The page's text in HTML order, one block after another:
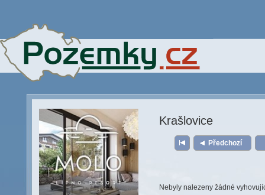
Krašlovice
Předchozí
Nebyly nalezeny žádné